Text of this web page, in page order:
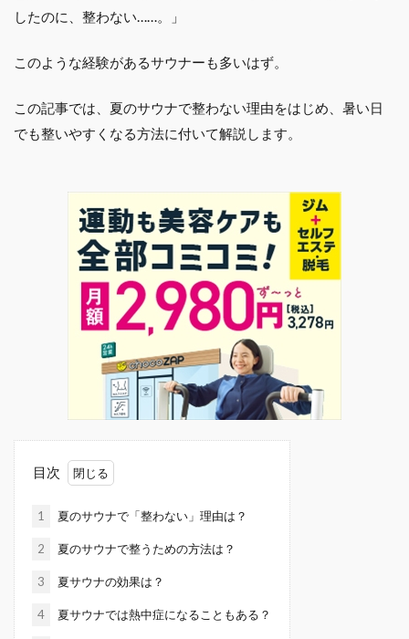
したのに、整わない……。」
このような経験があるサウナーも多いはず。
この記事では、夏のサウナで整わない理由をはじめ、暑い日
でも整いやすくなる方法に付いて解説します。
目次
1 夏のサウナで「整わない」理由は？
2 夏のサウナで整うための方法は？
3 夏サウナの効果は？
4 夏サウナでは熱中症になることもある？